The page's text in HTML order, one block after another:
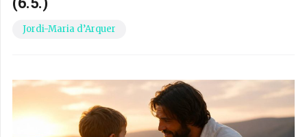
Jordi-Maria d’Arquer